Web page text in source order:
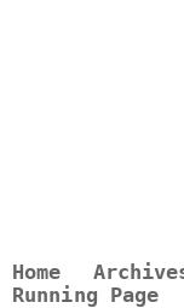
Home
Running Page